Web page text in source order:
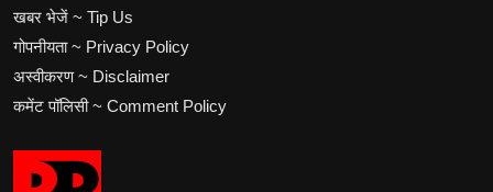
खबर भेजें ~ Tip Us
गोपनीयता ~ Privacy Policy
अस्वीकरण ~ Disclaimer
कमेंट पॉलिसी ~ Comment Policy